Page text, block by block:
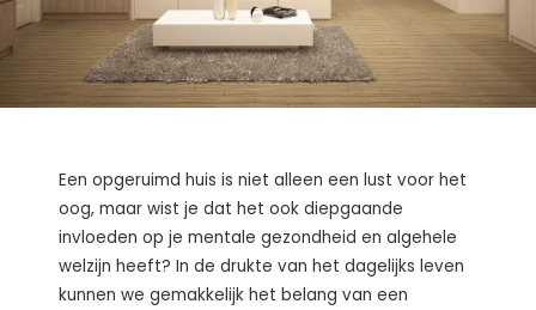
Een opgeruimd huis is niet alleen een lust voor het
oog, maar wist je dat het ook diepgaande
invloeden op je mentale gezondheid en algehele
welzijn heeft? In de drukte van het dagelijks leven
kunnen we gemakkelijk het belang van een